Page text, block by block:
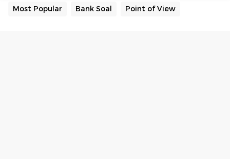
Most Popular Bank Soal Point of View